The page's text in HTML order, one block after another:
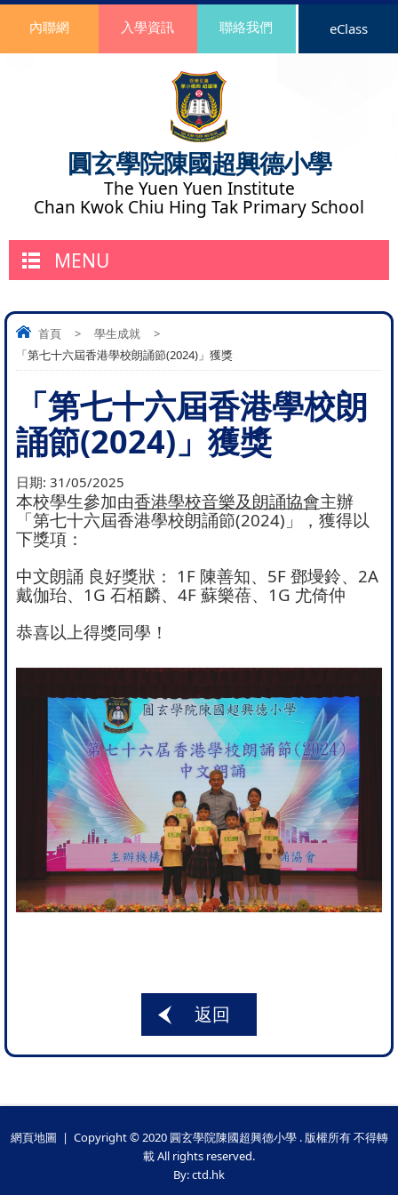
圓玄學院陳國超興德小學
The Yuen Yuen Institute
Chan Kwok Chiu Hing Tak Primary School
內聯網 入學資訊 聯絡我們 eClass
MENU
首頁 > 學生成就
>
「第七十六屆香港學校朗誦節(2024)」獲獎
「第七十六屆香港學校朗
誦節(2024)」獲獎
日期: 31/05/2025
本校學生參加由香港學校音樂及朗誦協會主辦
「第七十六屆香港學校朗誦節(2024)」，獲得以
下獎項：
中文朗誦 良好獎狀： 1F 陳善知、5F 鄧墁鈴、2A
戴伽珆、1G 石栢麟、4F 蘇樂蓓、1G 尤倚仲
恭喜以上得獎同學！
返回
網頁地圖 | Copyright © 2020 圓玄學院陳國超興德小學 . 版權所有 不得轉
載 All rights reserved.
By: ctd.hk